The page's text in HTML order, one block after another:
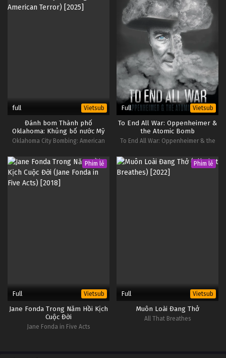
full Vietsub
Đánh bom Thành phố
Oklahoma: Khủng bố nước Mỹ
Oklahoma City Bombing: American
Full Vietsub
To End All War: Oppenheimer &
the Atomic Bomb
To End All War: Oppenheimer & the
Phim lẻ
Full Vietsub
Jane Fonda Trong Năm Hồi Kịch
Cuộc Đời
Jane Fonda in Five Acts
Phim lẻ
Full Vietsub
Muôn Loài Đang Thở
All That Breathes